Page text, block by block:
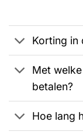
Korting in
Met
betalen?
Hoe lang